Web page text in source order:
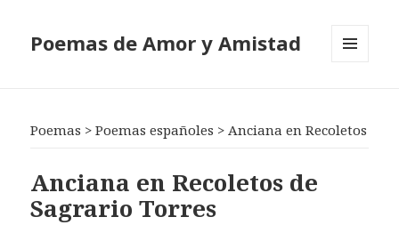
Poemas de Amor y Amistad
Poemas >Poemas españoles >Anciana en Recoletos
Anciana en Recoletos de
Sagrario Torres